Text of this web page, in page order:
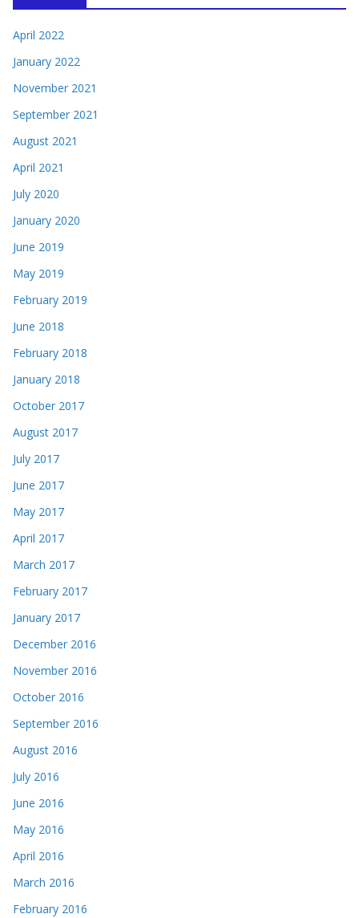
April 2022
January 2022
November 2021
September 2021
August 2021
April 2021
July 2020
January 2020
June 2019
May 2019
February 2019
June 2018
February 2018
January 2018
October 2017
August 2017
July 2017
June 2017
May 2017
April 2017
March 2017
February 2017
January 2017
December 2016
November 2016
October 2016
September 2016
August 2016
July 2016
June 2016
May 2016
April 2016
March 2016
February 2016